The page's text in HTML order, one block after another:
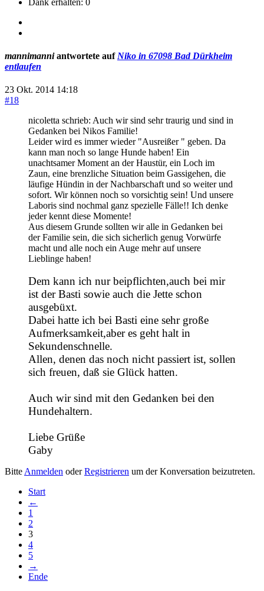
mannimanniantwortete auf Niko in 67098 Bad Dürkheim
entlaufen
23 Okt. 2014 14:18
#18
nicoletta schrieb: Auch wir sind sehr traurig und sind in
Gedanken bei Nikos Familie!
Leider wird es immer wieder "Ausreißer " geben. Da
kann man noch so lange Hunde haben! Ein
unachtsamer Moment an der Haustür, ein Loch im
Zaun, eine brenzliche Situation beim Gassigehen, die
läufige Hündin in der Nachbarschaft und so weiter und
sofort. Wir können noch so vorsichtig sein! Und unsere
Laboris sind nochmal ganz spezielle Fälle!! Ich denke
jeder kennt diese Momente!
Aus diesem Grunde sollten wir alle in Gedanken bei
der Familie sein, die sich sicherlich genug Vorwürfe
macht und alle noch ein Auge mehr auf unsere
Lieblinge haben!
Dem kann ich nur beipflichten,auch bei mir
ist der Basti sowie auch die Jette schon
ausgebüxt.
Dabei hatte ich bei Basti eine sehr große
Aufmerksamkeit,aber es geht halt in
Sekundenschnelle.
Allen, denen das noch nicht passiert ist, sollen
sich freuen, daß sie Glück hatten.
Auch wir sind mit den Gedanken bei den
Hundehaltern.
Liebe Grüße
Gaby
Bitte Anmelden oderRegistrieren um der Konversation beizutreten.
Start
←
1
2
3
4
5
→
Ende